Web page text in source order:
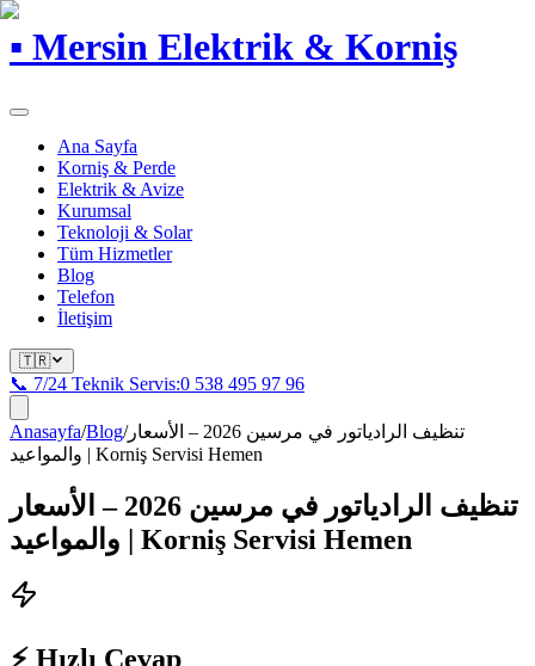
▪ Mersin Elektrik & Korniş
Ana Sayfa
Korniş & Perde
Elektrik & Avize
Kurumsal
Teknoloji & Solar
Tüm Hizmetler
Blog
Telefon
İletişim
🇹🇷
📞 7/24 Teknik Servis:0 538 495 97 96
Anasayfa/Blog/تنظيف الرادياتور في مرسين 2026 – الأسعار
والمواعيد | Korniş Servisi Hemen
تنظيف الرادياتور في مرسين 2026 – الأسعار
والمواعيد | Korniş Servisi Hemen
⚡ Hızlı Cevap